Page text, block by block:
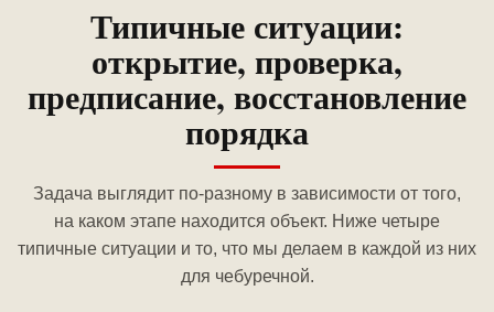
Типичные ситуации:
открытие, проверка,
предписание, восстановление
порядка
Задача выглядит по-разному в зависимости от того,
на каком этапе находится объект. Ниже четыре
типичные ситуации и то, что мы делаем в каждой из них
для чебуречной.